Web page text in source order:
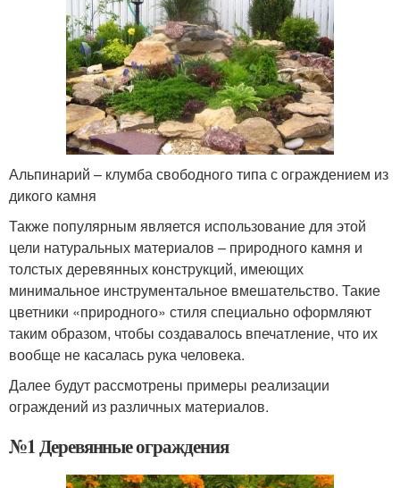
Альпинарий – клумба свободного типа с ограждением из
дикого камня
Также популярным является использование для этой
цели натуральных материалов – природного камня и
толстых деревянных конструкций, имеющих
минимальное инструментальное вмешательство. Такие
цветники «природного» стиля специально оформляют
таким образом, чтобы создавалось впечатление, что их
вообще не касалась рука человека.
Далее будут рассмотрены примеры реализации
ограждений из различных материалов.
№1 Деревянные ограждения